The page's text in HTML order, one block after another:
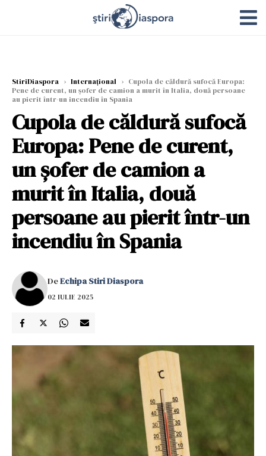
StiriDiaspora › Internațional › Cupola de căldură sufocă Europa:
Pene de curent, un șofer de camion a murit în Italia, două persoane
au pierit într-un incendiu în Spania
Cupola de căldură sufocă
Europa: Pene de curent,
un șofer de camion a
murit în Italia, două
persoane au pierit într-un
incendiu în Spania
DeEchipa Stiri Diaspora
02 IULIE 2025